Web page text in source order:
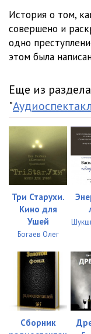
История о том,
совершено и
одно
этом была
Еще из раздела
"
Три Старухи.
Кино для
Ушей
Богаев Олег
Сборник